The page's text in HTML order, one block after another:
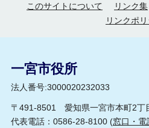
このサイトについて リンク集
リンクポ
一宮市役所
法人番号:3000020232033
〒491-8501 愛知県一宮市本町2丁
代表電話：0586-28-8100 (窓口・電